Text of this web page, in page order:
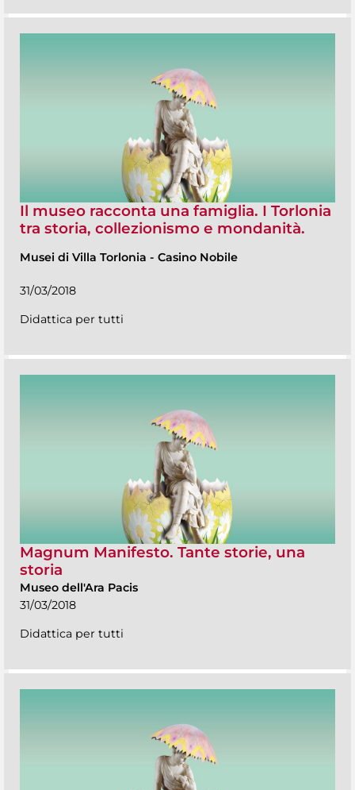
Il museo racconta una famiglia. I Torlonia
tra storia, collezionismo e mondanità.
Musei di Villa Torlonia - Casino Nobile
31/03/2018
Didattica per tutti
Magnum Manifesto. Tante storie, una
storia
Museo dell'Ara Pacis
31/03/2018
Didattica per tutti